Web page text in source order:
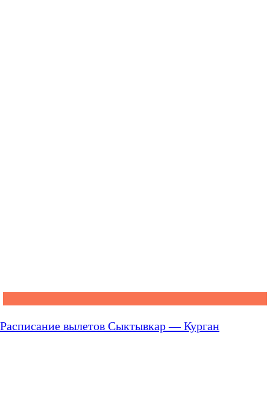
Расписание вылетов Сыктывкар — Курган